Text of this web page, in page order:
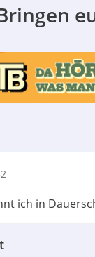
ich in